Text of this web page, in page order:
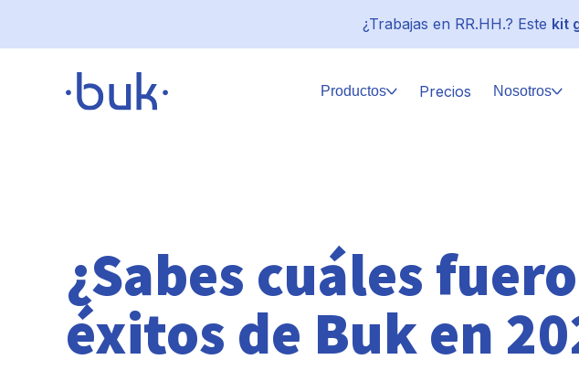
¿Trabajas en RR.HH.? Este kit
Productos Precios Nosotros
¿Sabes cuáles
éxitos de Buk en